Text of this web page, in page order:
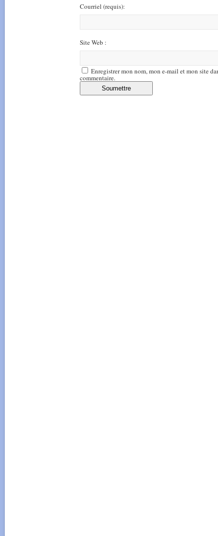
Courriel (requis):
Site Web :
Enregistrer mon nom, mon e-mail et mon site
commentaire.